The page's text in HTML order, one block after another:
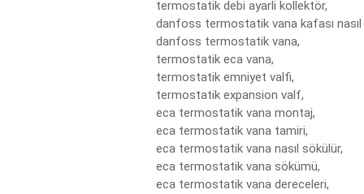
termostatik debi ayarli kollektör,
danfoss termostatik vana kafası nasıl
danfoss termostatik vana,
termostatik eca vana,
termostatik emniyet valfi,
termostatik expansion valf,
eca termostatik vana montaj,
eca termostatik vana tamiri,
eca termostatik vana nasıl sökülür,
eca termostatik vana sökümü,
eca termostatik vana dereceleri,